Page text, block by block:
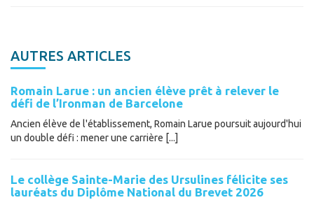
AUTRES ARTICLES
Romain Larue : un ancien élève prêt à relever le
défi de l’Ironman de Barcelone
Ancien élève de l'établissement, Romain Larue poursuit aujourd'hui
un double défi : mener une carrière [...]
Le collège Sainte-Marie des Ursulines félicite ses
lauréats du Diplôme National du Brevet 2026